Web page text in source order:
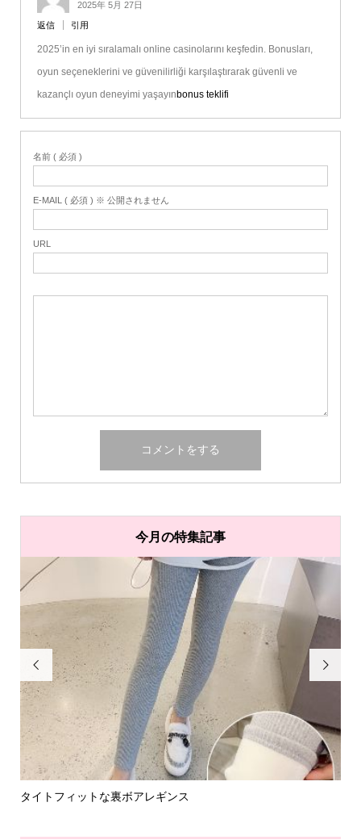
2025年 5月 27日
返信 引用
2025’in en iyi sıralamalı online casinolarını keşfedin. Bonusları,
oyun seçeneklerini ve güvenilirliği karşılaştırarak güvenli ve
kazançlı oyun deneyimi yaşayınbonus teklifi
名前 ( 必須 )
E-MAIL ( 必須 ) ※ 公開されません
URL
今月の特集記事

タイトフィットな裏ボアレギンス
